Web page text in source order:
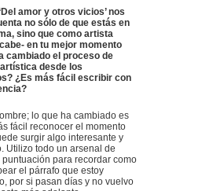
amor y otros vicios’ nos
no sólo de que estás en
sino que como artista
en tu mejor momento
cambiado el proceso de
desde los
¿Es más fácil escribir con
lo que ha cambiado es
fácil reconocer el momento
surgir algo interesante y
Utilizo todo un arsenal de
para recordar como
el párrafo que estoy
por si pasan días y no vuelvo